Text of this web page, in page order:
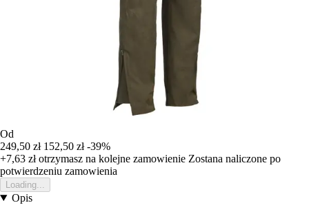
Od
249,50 zł 152,50 zł -39%
+7,63 złotrzymasz na kolejne zamowienie Zostana naliczone po
potwierdzeniu zamowienia
Loading...
Opis